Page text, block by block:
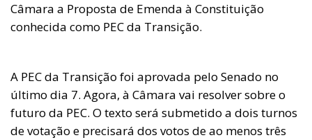
Câmara a Proposta de Emenda à Constituição
conhecida como PEC da Transição.
A PEC da Transição foi aprovada pelo Senado no
último dia 7. Agora, à Câmara vai resolver sobre o
futuro da PEC. O texto será submetido a dois turnos
de votação e precisará dos votos de ao menos três